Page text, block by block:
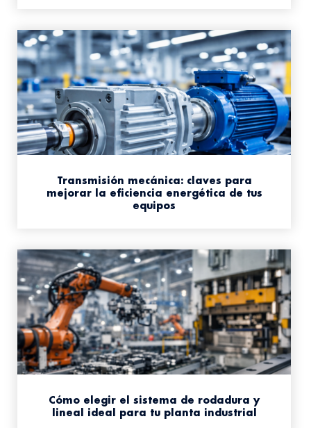
Transmisión mecánica: claves para
mejorar la eficiencia energética de tus
equipos
Cómo elegir el sistema de rodadura y
lineal ideal para tu planta industrial